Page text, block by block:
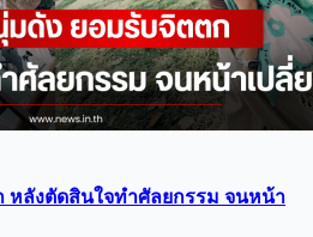
หลังตัดสินใจทำศัลยกรรม จนหน้า